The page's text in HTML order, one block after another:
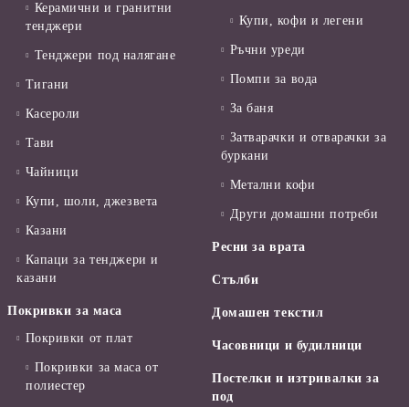
Керамични и гранитни
тенджери
Тенджери под налягане
Тигани
Касероли
Тави
Чайници
Купи, шоли, джезвета
Казани
Капаци за тенджери и
казани
Покривки за маса
Покривки от плат
Покривки за маса от
полиестер
Купи, кофи и легени
Ръчни уреди
Помпи за вода
За баня
Затварачки и отварачки за
буркани
Метални кофи
Други домашни потреби
Ресни за врата
Стълби
Домашен текстил
Часовници и будилници
Постелки и изтривалки за
под